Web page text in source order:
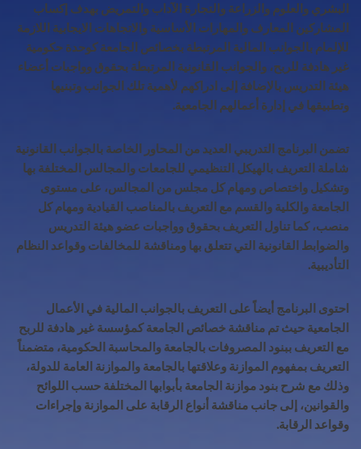
البشري والعلوم والزراعة والتجارة الآداب والتمريض بهدف إكساب
المشاركين المعارف والمهارات الأساسية والاتجاهات الايجابية اللازمة
للإلمام بالجوانب المالية المرتبطة بخصائص الجامعة كوحدة حكومية
غير هادفة للربح، والجوانب القانونية المرتبطة بحقوق وواجبات أعضاء
هيئة التدريس بالإضافة إلى ادراكهم لأهمية تلك الجوانب وتبنيها
وتطبيقها في إدارة أعمالهم الجامعية.
تضمن البرنامج التدريبي العديد من المحاور الخاصة بالجوانب القانونية
شاملة التعريف بالهيكل التنظيمي للجامعات والمجالس المختلفة بها
وتشكيل واختصاص ومهام كل مجلس من المجالس، على مستوى
الجامعة والكلية والقسم مع التعريف بالمناصب القيادية ومهام كل
منصب، كما تناول التعريف بحقوق وواجبات عضو هيئة التدريس
والضوابط القانونية التي تتعلق بها ومناقشة للمخالفات وقواعد النظام
التأديبية.
احتوى البرنامج أيضاً على التعريف بالجوانب المالية في الأعمال
الجامعية حيث تم مناقشة خصائص الجامعة كمؤسسة غير هادفة للربح
مع التعريف ببنود المصروفات بالجامعة والمحاسبة الحكومية، متضمناً
التعريف بمفهوم الموازنة وعلاقتها بالجامعة والموازنة العامة للدولة،
وذلك مع شرح بنود موازنة الجامعة بأبوابها المختلفة حسب اللوائح
والقوانين، إلى جانب مناقشة أنواع الرقابة على الموازنة وإجراءات
وقواعد الرقابة.